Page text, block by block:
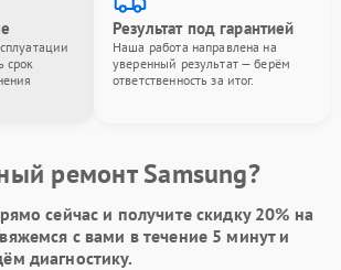
срок
Результат под гарантией
Наша работа направлена на
уверенный результат — берём
ответственность за итог.
ремонт Samsung?
сейчас и получите скидку 20% на
с вами в течение 5 минут и
диагностику.